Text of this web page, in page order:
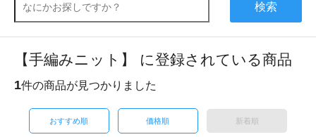
検索
【手編みニット】 に登録されている商品
1件の商品が見つかりました
おすすめ順 価格順 新着順